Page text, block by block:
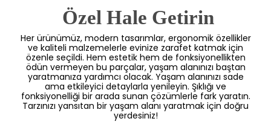
Özel Hale Getirin
Her ürünümüz, modern tasarımlar, ergonomik özellikler
ve kaliteli malzemelerle evinize zarafet katmak için
özenle seçildi. Hem estetik hem de fonksiyonellikten
ödün vermeyen bu parçalar, yaşam alanınızı baştan
yaratmanıza yardımcı olacak. Yaşam alanınızı sade
ama etkileyici detaylarla yenileyin. Şıklığı ve
fonksiyonelliği bir arada sunan çözümlerle fark yaratın.
Tarzınızı yansıtan bir yaşam alanı yaratmak için doğru
yerdesiniz!